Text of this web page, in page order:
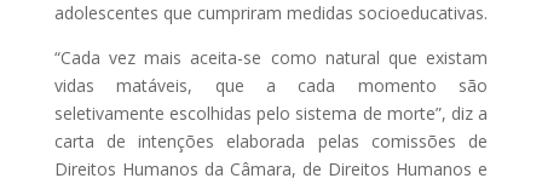
adolescentes que cumpriram medidas socioeducativas.
“Cada vez mais aceita-se como natural que existam
vidas matáveis, que a cada momento são
seletivamente escolhidas pelo sistema de morte”, diz a
carta de intenções elaborada pelas comissões de
Direitos Humanos da Câmara, de Direitos Humanos e